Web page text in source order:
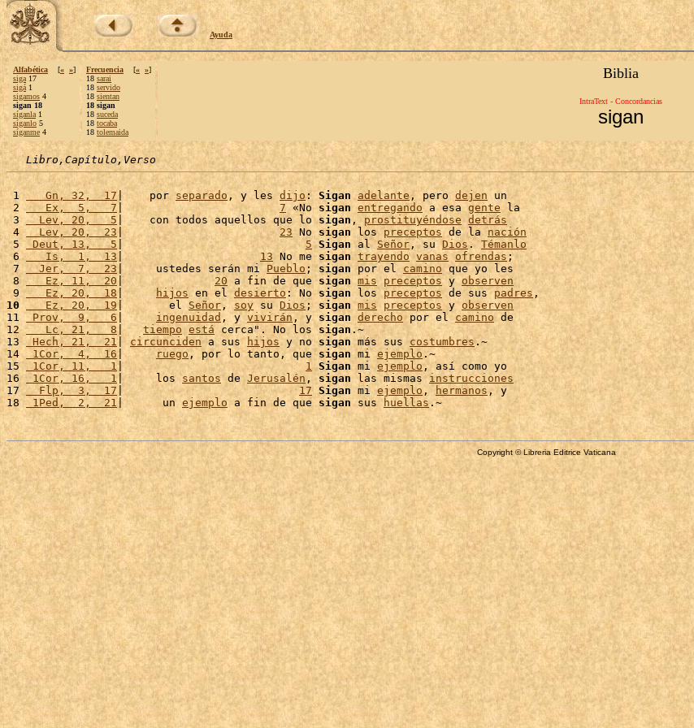
Ayuda
Alfabética [« »]
siga 17
sigá 1
sigamos 4
sigan 18
síganla 1
síganlo 5
síganme 4
Frecuencia [« »]
18 sarai
18 servido
18 sientan
18 sigan
18 suceda
18 tocaba
18 tolemaida
Biblia
IntraText - Concordancias
sigan
Libro,Capítulo,Verso
1
   Gn, 32,  17
|    por separado , y les dijo: Sigan adelante, pero dejen un
2
   Ex,  5,   7
| 7 «No sigan entregando a esa gente la
3
  Lev, 20,   5
|    con todos aquellos que lo sigan , prostituyéndose detrás
4
  Lev, 20,  23
| 23 No sigan los preceptos de la nación
5
Deut, 13,   5 | 5 Sigan al Señor , su Dios. Témanlo
6
   Is,  1,  13
| 13 No me sigan trayendo vanas ofrendas ;
7
  Jer,  7,  23
|     ustedes serán mi Pueblo ; sigan por el camino que yo les
8
   Ez, 11,  20
| 20 a fin de que sigan mis preceptos y observen
9
   Ez, 20,  18
| hijos en el desierto : No sigan los preceptos de sus padres
10
   Ez, 20,  19
|       el Señor, soy su Dios; sigan mis preceptos y observen
11 Prov,  9,   6 | ingenuidad , y vivirán , y sigan derecho por el camino de
12
   Lc, 21,   8
| tiempo está cerca". No los sigan .~
13
Hech, 21,  21| circunciden a sus hijos y no sigan más sus costumbres.~
14 1Cor,  4,  16 | ruego , por lo tanto, que sigan mi ejemplo .~
15 1Cor, 11,   1| 1 Sigan mi ejemplo, así como yo
16
1Cor, 16,   1|     los santos de Jerusalén , sigan las mismas instrucciones
17
  Flp,  3,  17
| 17 Sigan mi ejemplo , hermanos, y
18 1Ped,  2,  21 |      un ejemplo a fin de que sigan sus huellas
Copyright © Libreria Editrice Vaticana